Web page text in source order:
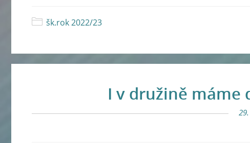
šk.rok 2022/23
I v družině máme